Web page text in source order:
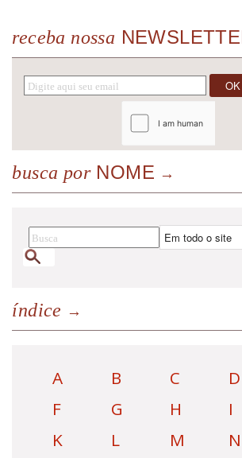
receba nossa
busca porNOME
índice
A B C D
F
G H I
K
L M N